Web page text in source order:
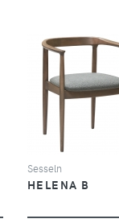
SEHEN
Sesseln
HELENA B